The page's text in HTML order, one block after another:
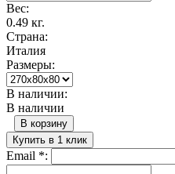
Вес:
0.49 кг.
Страна:
Италия
Размеры:
В наличии:
В наличии
В корзину
Купить в 1 клик
Email *: